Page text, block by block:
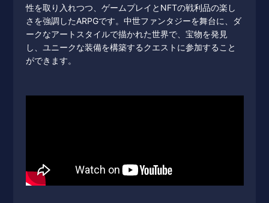
性を取り入れつつ、ゲームプレイとNFTの戦利品の楽し
さを強調したARPGです。中世ファンタジーを舞台に、ダ
ークなアートスタイルで描かれた世界で、宝物を発見
し、ユニークな装備を構築するクエストに参加すること
ができます。